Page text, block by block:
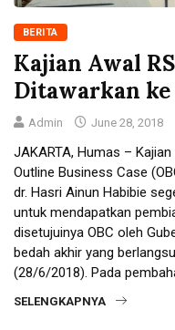
BERITA
Kajian Awal
Ditawarkan ke
Admin June 28, 2018
JAKARTA, Humas –
Outline Business Case
dr. Hasri Ainun Habibie
untuk mendapatkan
disetujuinya OBC oleh
bedah akhir yang
(28/6/2018). Pada
SELENGKAPNYA